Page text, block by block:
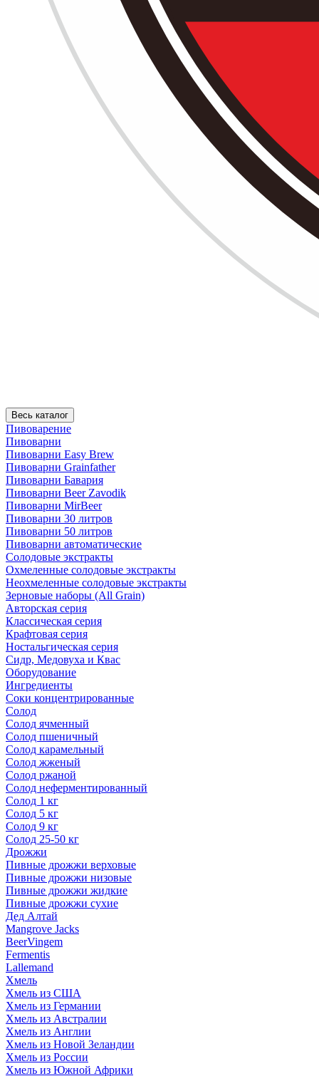
Весь каталог
Пивоварение
Пивоварни
Пивоварни Easy Brew
Пивоварни Grainfather
Пивоварни Бавария
Пивоварни Beer Zavodik
Пивоварни MirBeer
Пивоварни 30 литров
Пивоварни 50 литров
Пивоварни автоматические
Солодовые экстракты
Охмеленные солодовые экстракты
Неохмеленные солодовые экстракты
Зерновые наборы (All Grain)
Авторская серия
Классическая серия
Крафтовая серия
Ностальгическая серия
Сидр, Медовуха и Квас
Оборудование
Ингредиенты
Соки концентрированные
Солод
Солод ячменный
Солод пшеничный
Солод карамельный
Солод жженый
Солод ржаной
Солод неферментированный
Солод 1 кг
Солод 5 кг
Солод 9 кг
Солод 25-50 кг
Дрожжи
Пивные дрожжи верховые
Пивные дрожжи низовые
Пивные дрожжи жидкие
Пивные дрожжи сухие
Дед Алтай
Mangrove Jacks
BeerVingem
Fermentis
Lallemand
Хмель
Хмель из США
Хмель из Германии
Хмель из Австралии
Хмель из Англии
Хмель из Новой Зеландии
Хмель из России
Хмель из Южной Африки